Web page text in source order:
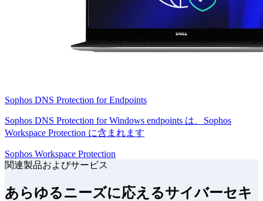
Sophos DNS Protection for Endpoints
Sophos DNS Protection for Windows endpoints は、Sophos
Workspace Protection に含まれます
Sophos Workspace Protection
関連製品およびサービス
あらゆるニーズに応えるサイバーセキ